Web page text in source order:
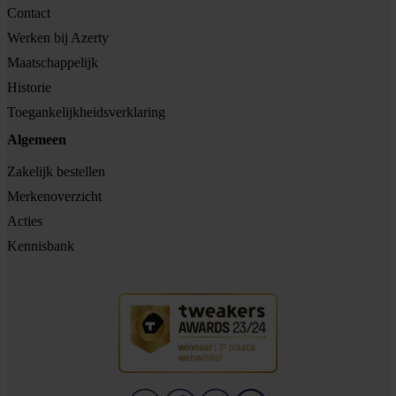
Contact
Werken bij Azerty
Maatschappelijk
Historie
Toegankelijkheidsverklaring
Algemeen
Zakelijk bestellen
Merkenoverzicht
Acties
Kennisbank